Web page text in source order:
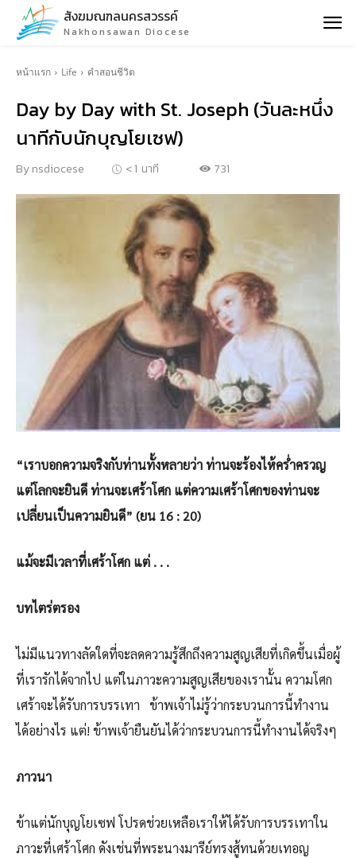
สังฆมณฑลนครสวรรค์
Nakhonsawan Diocese
หน้าแรก Life คำสอนชีวิต
Day by Day with St. Joseph (วันละหนึ่ง
นาทีกับนักบุญโยเซฟ)
Bynsdiocese < 1 นาที 731
“เราบอกความจริงกับท่านทั้งหลายว่า ท่านจะร้องไห้คร่ำครวญ
แต่โลกจะยินดี ท่านจะเศร้าโศก แต่ความเศร้าโศกของท่านจะ
เปลี่ยนเป็นความยินดี” (ยน 16 : 20)
แม้จะมีเวลาที่เศร้าโศก แต่ . . .
บทไตร่ตรอง
ไม่มีแนวทางลัดใดที่จะลดความรู้สึกถึงความสูญเสียที่เกิดขึ้นเมื่อผู้
ที่เรารักได้จากไป แต่ในภาวะความสูญเสียของเรานั้น ความโศก
เศร้าจะได้รับการบรรเทา ข้าพเจ้าไม่รู้ว่ากระบวนการนี้ทำงาน
ได้อย่างไร แต่! ข้าพเจ้ายืนยันได้ว่ากระบวนการนี้ทำงานได้จริงๆ
ภาวนา
ข้าแต่นักบุญโยเซฟ โปรดช่วยเหลือเราให้ได้รับการบรรเทาใน
ภาวะที่เศร้าโศก ดังเช่นที่พระนางมารีย์ทรงสู้ทนด้วยเทอญ